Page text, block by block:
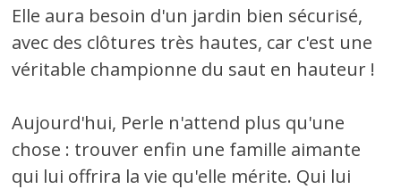
Elle aura besoin d'un jardin bien sécurisé,
avec des clôtures très hautes, car c'est une
véritable championne du saut en hauteur !
Aujourd'hui, Perle n'attend plus qu'une
chose : trouver enfin une famille aimante
qui lui offrira la vie qu'elle mérite. Qui lui